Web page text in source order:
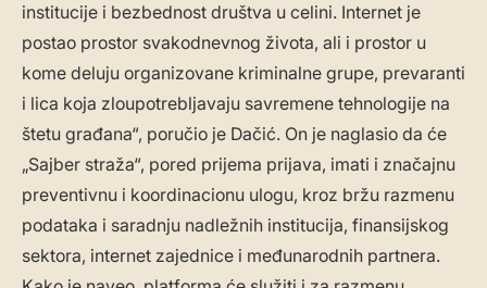
institucije i bezbednost društva u celini. Internet je
postao prostor svakodnevnog života, ali i prostor u
kome deluju organizovane kriminalne grupe, prevaranti
i lica koja zloupotrebljavaju savremene tehnologije na
štetu građana“, poručio je Dačić. On je naglasio da će
„Sajber straža“, pored prijema prijava, imati i značajnu
preventivnu i koordinacionu ulogu, kroz bržu razmenu
podataka i saradnju nadležnih institucija, finansijskog
sektora, internet zajednice i međunarodnih partnera.